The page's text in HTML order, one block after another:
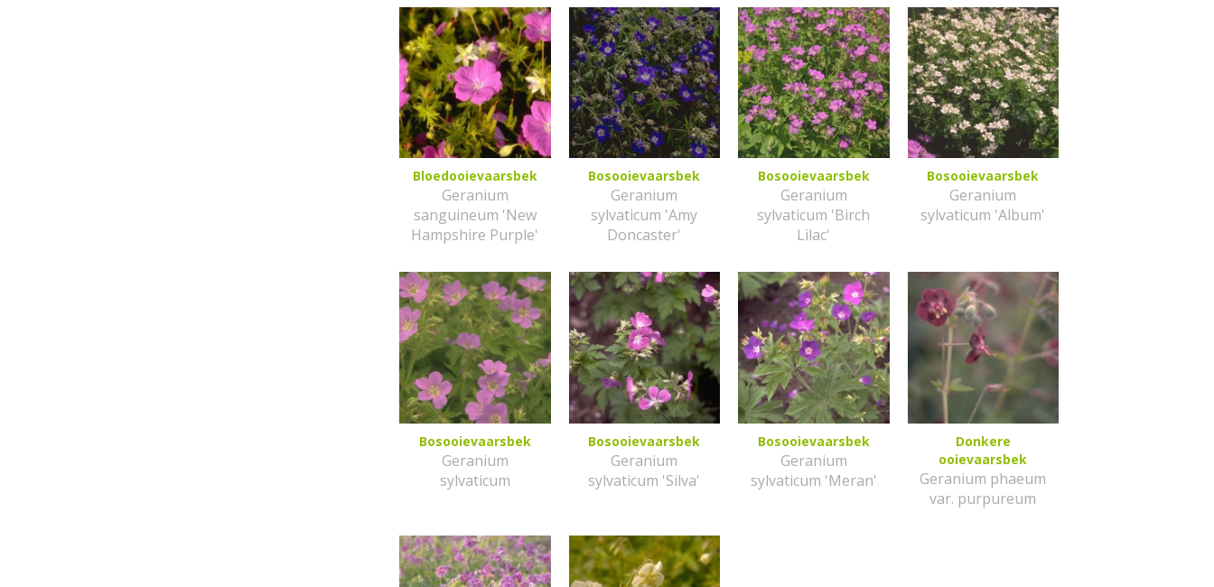
Bloedooievaarsbek
Geranium
sanguineum 'New
Hampshire Purple'
Bosooievaarsbek
Geranium
sylvaticum 'Amy
Doncaster'
Bosooievaarsbek
Geranium
sylvaticum 'Birch
Lilac'
Bosooievaarsbek
Geranium
sylvaticum 'Album'
Bosooievaarsbek
Geranium
sylvaticum
Bosooievaarsbek
Geranium
sylvaticum 'Silva'
Bosooievaarsbek
Geranium
sylvaticum 'Meran'
Donkere
ooievaarsbek
Geranium phaeum
var. purpureum